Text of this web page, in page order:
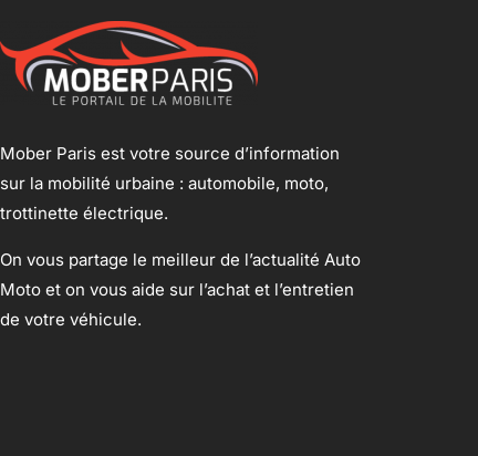
Mober Paris est votre source d’information
sur la mobilité urbaine : automobile, moto,
trottinette électrique.
On vous partage le meilleur de l’actualité Auto
Moto et on vous aide sur l’achat et l’entretien
de votre véhicule.